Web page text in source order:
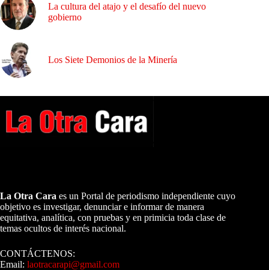
La cultura del atajo y el desafío del nuevo
gobierno
Los Siete Demonios de la Minería
La Otra Cara es un Portal de periodismo independiente cuyo
objetivo es investigar, denunciar e informar de manera
equitativa, analítica, con pruebas y en primicia toda clase de
temas ocultos de interés nacional.
CONTÁCTENOS:
Email: laotracarapi@gmail.com